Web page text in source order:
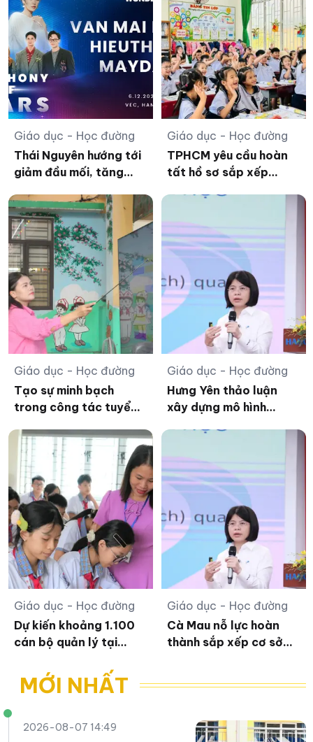
Giáo dục - Học đường
Thái Nguyên hướng tới
giảm đầu mối, tăng
Giáo dục - Học đường
TPHCM yêu cầu hoàn
tất hồ sơ sắp xếp
Giáo dục - Học đường
Tạo sự minh bạch
trong công tác tuyển
Tĩnh
Giáo dục - Học đường
Hưng Yên thảo luận
xây dựng mô hình
Giáo dục - Học đường
Dự kiến khoảng 1.100
cán bộ quản lý tại
tác giảng dạy
Giáo dục - Học đường
Cà Mau nỗ lực hoàn
thành sắp xếp cơ sở
MỚI NHẤT
2026-08-07 14:49